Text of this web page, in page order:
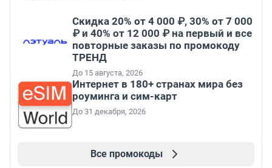
Скидка 20% от 4 000 ₽, 30% от 7 000
₽ и 40% от 12 000 ₽ на первый и все
повторные заказы по промокоду
ТРЕНД
До 15 августа, 2026
Интернет в 180+ странах мира без
роуминга и сим-карт
До 31 декабря, 2026
Все промокоды